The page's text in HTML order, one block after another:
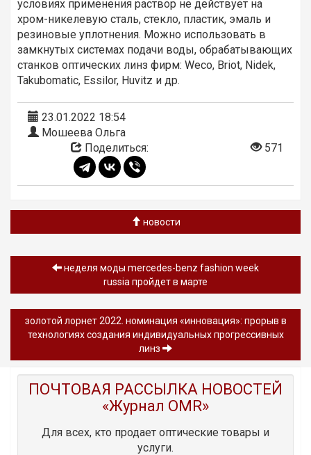
условиях применения раствор не действует на
хром-никелевую сталь, стекло, пластик, эмаль и
резиновые уплотнения. Можно использовать в
замкнутых системах подачи воды, обрабатывающих
станков оптических линз фирм: Weco, Briot, Nidek,
Takubomatic, Essilor, Huvitz и др.
23.01.2022 18:54
Мошеева Ольга
Поделиться:
571
новости
неделя моды mercedes-benz fashion week
russia пройдет в марте
золотой лорнет 2022. номинация «инновация»: прорыв в
технологиях создания индивидуальных прогрессивных
линз
ПОЧТОВАЯ РАССЫЛКА НОВОСТЕЙ
«Журнал OMR»
Для всех, кто продает оптические товары и
услуги.